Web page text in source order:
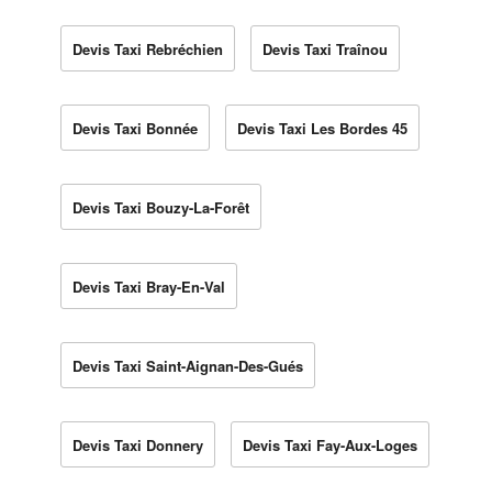
Devis Taxi Rebréchien Devis Taxi Traînou
Devis Taxi Bonnée Devis Taxi Les Bordes 45
Devis Taxi Bouzy-La-Forêt
Devis Taxi Bray-En-Val
Devis Taxi Saint-Aignan-Des-Gués
Devis Taxi Donnery Devis Taxi Fay-Aux-Loges